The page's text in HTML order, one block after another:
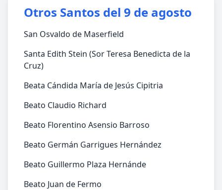
Otros Santos del 9 de agosto
San Osvaldo de Maserfield
Santa Edith Stein (Sor Teresa Benedicta de la
Cruz)
Beata Cándida María de Jesús Cipitria
Beato Claudio Richard
Beato Florentino Asensio Barroso
Beato Germán Garrigues Hernández
Beato Guillermo Plaza Hernánde
Beato Juan de Fermo